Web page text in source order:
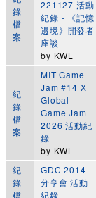
錄
檔
案
221127 活動
紀錄 - 《記憶
邊境》開發者
座談
by KWL
紀
錄
檔
案
MIT Game
Jam #14 X
Global
Game Jam
2026 活動紀
錄
by KWL
紀
錄
檔
GDC 2014
分享會 活動
紀錄